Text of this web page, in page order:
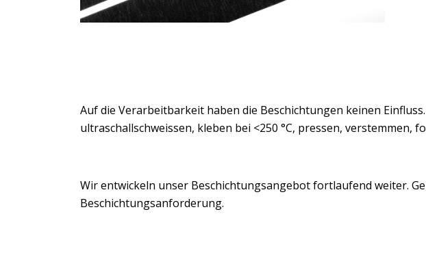
Auf die Verarbeitbarkeit haben die Beschichtungen keinen
ultraschallschweissen, kleben bei <250 °C, pressen,
Wir entwickeln unser Beschichtungsangebot fortlaufend weiter.
Beschichtungsanforderung.